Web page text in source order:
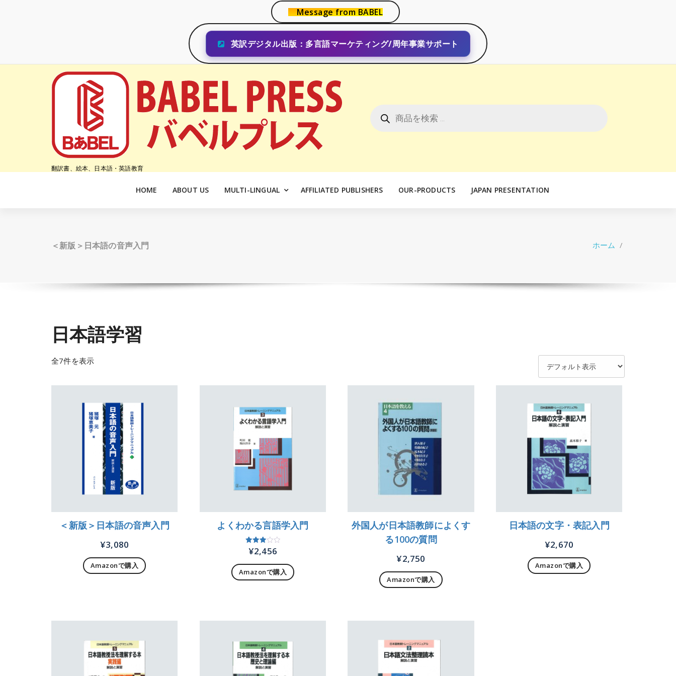
Message from BABEL
英訳デジタル出版：多言語マーケティング/周年事業サポート
翻訳書、絵本、日本語・英語教育
商
品
検
索
HOME ABOUT US MULTI-LINGUAL AFFILIATED PUBLISHERS OUR-PRODUCTS JAPAN PRESENTATION
＜新版＞日本語の音声入門 ホーム /
日本語学習
全7件を表示
＜新版＞日本語の音声入門
¥3,080
Amazonで購入
よくわかる言語学入門
5段階
中
¥2,456
Amazonで購入
外国人が日本語教師によくす
る100の質問
¥2,750
Amazonで購入
日本語の文字・表記入門
¥2,670
Amazonで購入